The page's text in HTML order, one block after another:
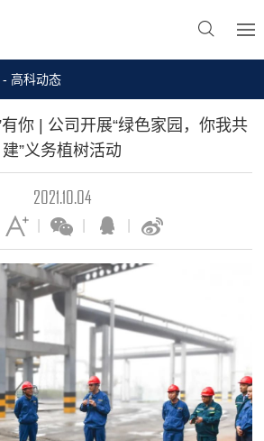
-高科动态
你 | 公司开展“绿色家园，你我共
建”义务植树活动
2021.10.04